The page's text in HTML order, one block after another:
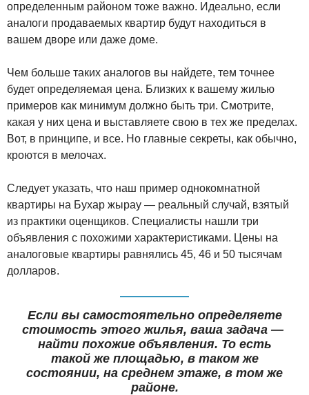
определенным районом тоже важно. Идеально, если
аналоги продаваемых квартир будут находиться в
вашем дворе или даже доме.
Чем больше таких аналогов вы найдете, тем точнее
будет определяемая цена. Близких к вашему жилью
примеров как минимум должно быть три. Смотрите,
какая у них цена и выставляете свою в тех же пределах.
Вот, в принципе, и все. Но главные секреты, как обычно,
кроются в мелочах.
Следует указать, что наш пример однокомнатной
квартиры на Бухар жырау — реальный случай, взятый
из практики оценщиков. Специалисты нашли три
объявления с похожими характеристиками. Цены на
аналоговые квартиры равнялись 45, 46 и 50 тысячам
долларов.
Если вы самостоятельно определяете
стоимость этого жилья, ваша задача —
найти похожие объявления. То есть
такой же площадью, в таком же
состоянии, на среднем этаже, в том же
районе.